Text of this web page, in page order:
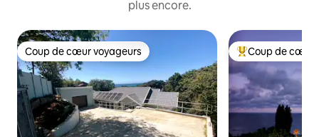
plus encore.
Coup de cœur voyageurs
Coup de cœur voyageurs Coups de cœur
Coup de cœur